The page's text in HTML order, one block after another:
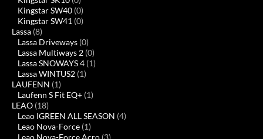
Kingstar SW40 (0)
Kingstar SW41 (0)
Lassa (8)
Lassa Driveways (0)
Lassa Multiways 2 (0)
Lassa SNOWAYS 4 (1)
Lassa WINTUS2 (1)
LAUFENN (1)
Laufenn S Fit EQ+ (1)
LEAO (18)
Leao IGREEN ALL SEASON (4)
Leao Nova-Force (1)